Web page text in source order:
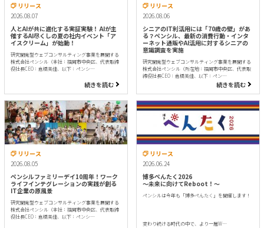
リリース
2026.08.07
人とAIが共に進化する実証実験！ AIが主
催するAI尽くしの夏の社内イベント「ア
イスクリーム」が始動！
研究開発型ウェブコンサルティング事業を展開する
株式会社ペンシル（本社：福岡市中央区、代表取締
役社長CEO：倉橋美佳、以下：ペンシ…
続きを読む
リリース
2026.08.06
シニアのIT利活用には「70歳の壁」があ
る？ペンシル、最新の消費行動・インタ
ーネット通販やAI活用に対するシニアの
意識調査を実施
研究開発型ウェブコンサルティング事業を展開する
株式会社ペンシル（所在地：福岡市中央区、代表取
締役社長CEO：倉橋美佳、以下：ペン…
続きを読む
リリース
2026.08.05
ペンシルファミリーデイ10周年！ワーク
ライフインテグレーションの実践が創る
IT企業の原風景
研究開発型ウェブコンサルティング事業を展開する
株式会社ペンシル（本社：福岡市中央区、代表取締
役社長CEO：倉橋美佳、以下：ペンシ…
リリース
2026.06.24
博多ぺんたく2026
〜未来に向けてReboot！〜
ペンシルは今年も「博多ぺんたく」を開催します！
変わり続ける時代の中で、より一層W…